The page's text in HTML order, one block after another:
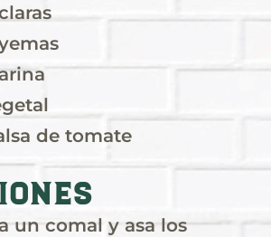
de tomate
un comal y asa los